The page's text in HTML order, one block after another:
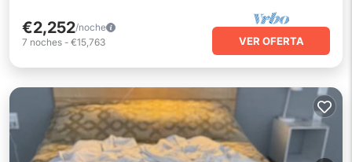
€2,252/noche
7 noches - €15,763 VER OFERTA